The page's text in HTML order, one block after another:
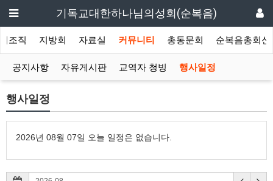
기독교대한하나님의성회(순복음)
조직 지방회 자료실 커뮤니티 총동문회 순복음총회신
공지사항 자유게시판 교역자 청빙 행사일정
행사일정
2026년 08월 07일 오늘 일정은 없습니다.